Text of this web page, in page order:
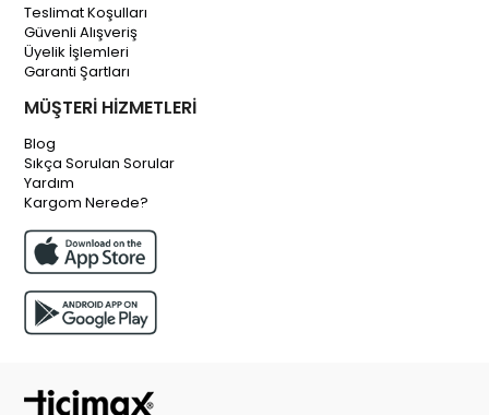
Teslimat Koşulları
Güvenli Alışveriş
Üyelik İşlemleri
Garanti Şartları
MÜŞTERİ HİZMETLERİ
Blog
Sıkça Sorulan Sorular
Yardım
Kargom Nerede?